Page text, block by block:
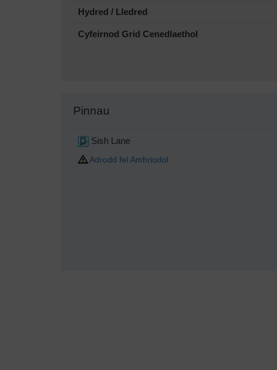
Hydred / Lledred
Cyfeirnod Grid Cenedlaethol
Pinnau
Sish Lane
Adrodd fel Amhriodol